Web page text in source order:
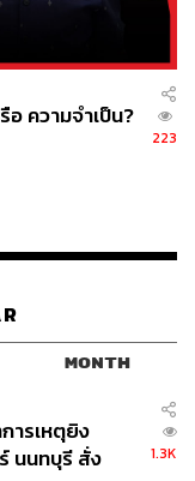
อ ความจำเป็น?
223
MONTH
ารเหตุยิง
นนทบุรี สั่ง
1.3K